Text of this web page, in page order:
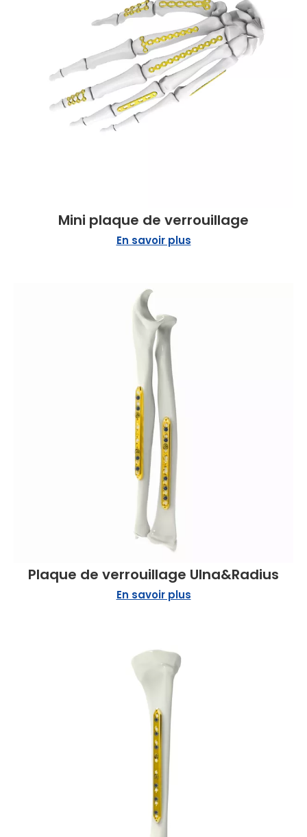
Mini plaque de verrouillage
En savoir plus
Plaque de verrouillage Ulna&Radius
En savoir plus